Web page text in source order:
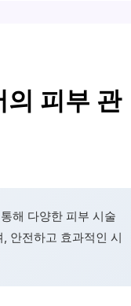
피부 관
해 다양한 피부 시술
안전하고 효과적인 시